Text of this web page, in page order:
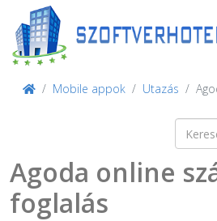
Mobile appok Utazás
Keresés
Agoda online
foglalás